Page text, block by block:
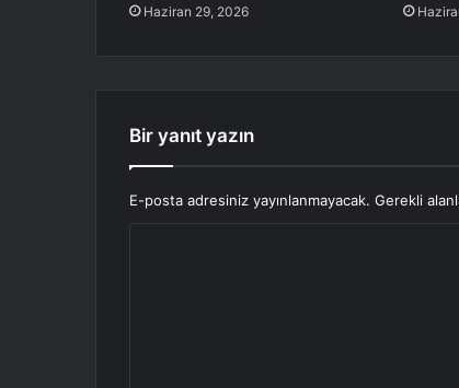
Haziran 29, 2026
Bir yanıt yazın
E-posta adresiniz yayınlanmayacak. Gerekli